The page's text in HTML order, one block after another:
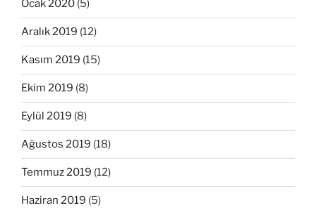
Ocak 2020 (5)
Aralık 2019 (12)
Kasım 2019 (15)
Ekim 2019 (8)
Eylül 2019 (8)
Ağustos 2019 (18)
Temmuz 2019 (12)
Haziran 2019 (5)